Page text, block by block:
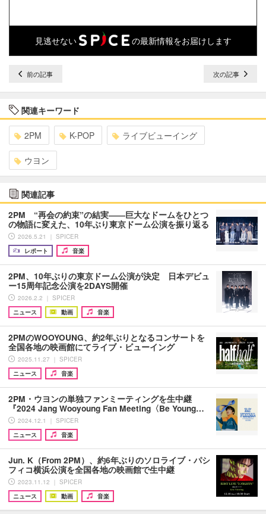
見逃せない の最新情報をお届けします
前の記事 次の記事
関連キーワード
2PM K-POP ライブビューイング
ウヨン
関連記事
2PM “再会の約束”の結実――巨大なドームをひとつ
の物語に変えた、10年ぶり東京ドーム公演を振り返る
2026.5.21 ｜ SPICER
レポート
音楽
2PM、10年ぶりの東京ドーム公演が決定 日本デビュ
ー15周年記念公演を2DAYS開催
2026.2.2 ｜ SPICER
ニュース
動画 音楽
2PMのWOOYOUNG、約2年ぶりとなるコンサートを
全国各地の映画館にてライブ・ビューイング
2025.11.27 ｜ SPICER
ニュース
音楽
2PM・ウヨンの単独ファンミーティングを生中継
『2024 Jang Wooyoung Fan Meeting〈Be Young…
2024.12.1 ｜ SPICER
ニュース
音楽
Jun. K（From 2PM）、約6年ぶりのソロライブ・パシ
フィコ横浜公演を全国各地の映画館で生中継
2023.11.12 ｜ SPICER
ニュース
動画 音楽